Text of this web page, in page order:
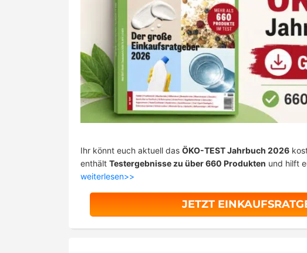
Ihr könnt euch aktuell das ÖKO-TEST Jahrbuch 2026
enthält Testergebnisse zu über 660 Produkten und hilft
weiterlesen>>
JETZT